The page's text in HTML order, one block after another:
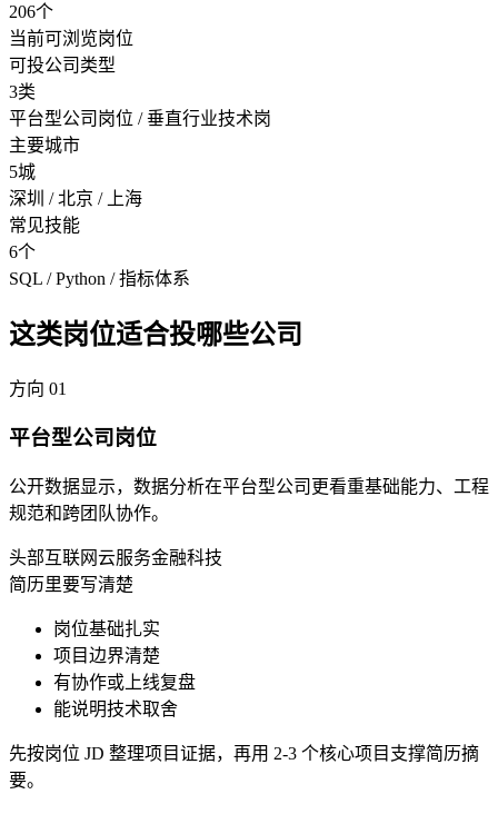
206个
当前可浏览岗位
可投公司类型
3类
平台型公司岗位 / 垂直行业技术岗
主要城市
5城
深圳 / 北京 / 上海
常见技能
6个
SQL / Python / 指标体系
这类岗位适合投哪些公司
方向 01
平台型公司岗位
公开数据显示，数据分析在平台型公司更看重基础能力、工程
规范和跨团队协作。
头部互联网云服务金融科技
简历里要写清楚
岗位基础扎实
项目边界清楚
有协作或上线复盘
能说明技术取舍
先按岗位 JD 整理项目证据，再用 2-3 个核心项目支撑简历摘
要。